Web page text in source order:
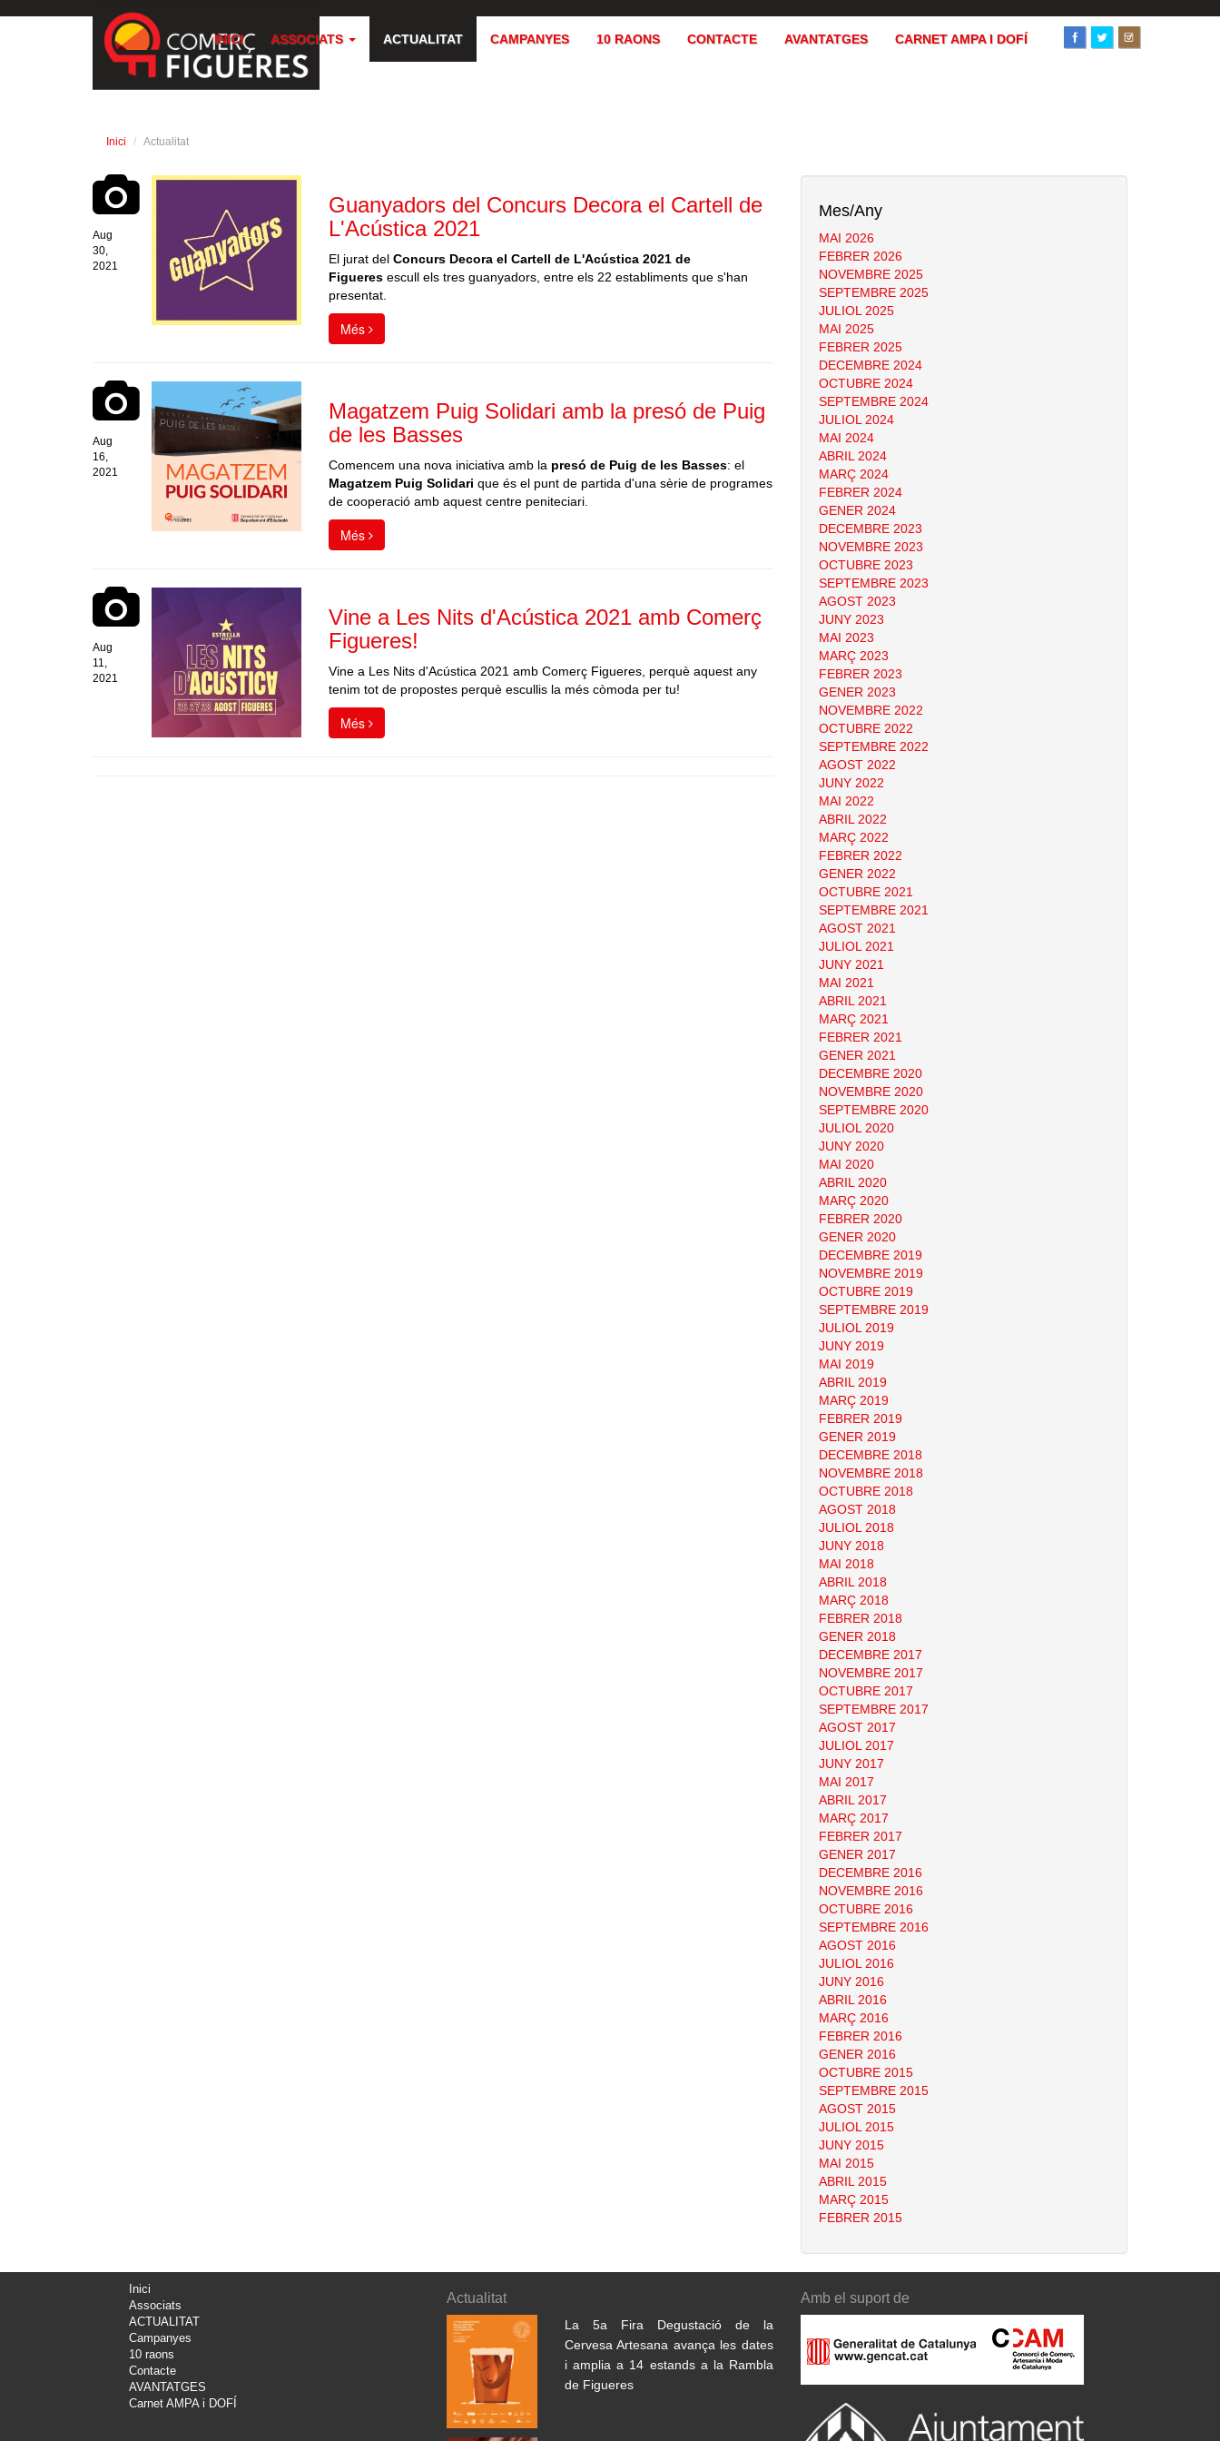
INICI ASSOCIATS ACTUALITAT CAMPANYES 10 RAONS CONTACTE AVANTATGES CARNET AMPA I DOFÍ
Inici Actualitat
Aug
30,
2021
Guanyadors del Concurs Decora el Cartell de
L'Acústica 2021
El jurat del Concurs Decora el Cartell de L'Acústica 2021 de
Figueresescull els tres guanyadors, entre els 22 establiments que s'han
presentat.
Més
Aug
16,
2021
Magatzem Puig Solidari amb la presó de Puig
de les Basses
Comencem una nova iniciativa amb la presó de Puig de les Basses: el
Magatzem Puig Solidari que és el punt de partida d'una sèrie de programes
de cooperació amb aquest centre peniteciari.
Més
Aug
11,
2021
Vine a Les Nits d'Acústica 2021 amb Comerç
Figueres!
Vine a Les Nits d'Acústica 2021 amb Comerç Figueres, perquè aquest any
tenim tot de propostes perquè escullis la més còmoda per tu!
Més
Mes/Any
MAI 2026
FEBRER 2026
NOVEMBRE 2025
SEPTEMBRE 2025
JULIOL 2025
MAI 2025
FEBRER 2025
DECEMBRE 2024
OCTUBRE 2024
SEPTEMBRE 2024
JULIOL 2024
MAI 2024
ABRIL 2024
MARÇ 2024
FEBRER 2024
GENER 2024
DECEMBRE 2023
NOVEMBRE 2023
OCTUBRE 2023
SEPTEMBRE 2023
AGOST 2023
JUNY 2023
MAI 2023
MARÇ 2023
FEBRER 2023
GENER 2023
NOVEMBRE 2022
OCTUBRE 2022
SEPTEMBRE 2022
AGOST 2022
JUNY 2022
MAI 2022
ABRIL 2022
MARÇ 2022
FEBRER 2022
GENER 2022
OCTUBRE 2021
SEPTEMBRE 2021
AGOST 2021
JULIOL 2021
JUNY 2021
MAI 2021
ABRIL 2021
MARÇ 2021
FEBRER 2021
GENER 2021
DECEMBRE 2020
NOVEMBRE 2020
SEPTEMBRE 2020
JULIOL 2020
JUNY 2020
MAI 2020
ABRIL 2020
MARÇ 2020
FEBRER 2020
GENER 2020
DECEMBRE 2019
NOVEMBRE 2019
OCTUBRE 2019
SEPTEMBRE 2019
JULIOL 2019
JUNY 2019
MAI 2019
ABRIL 2019
MARÇ 2019
FEBRER 2019
GENER 2019
DECEMBRE 2018
NOVEMBRE 2018
OCTUBRE 2018
AGOST 2018
JULIOL 2018
JUNY 2018
MAI 2018
ABRIL 2018
MARÇ 2018
FEBRER 2018
GENER 2018
DECEMBRE 2017
NOVEMBRE 2017
OCTUBRE 2017
SEPTEMBRE 2017
AGOST 2017
JULIOL 2017
JUNY 2017
MAI 2017
ABRIL 2017
MARÇ 2017
FEBRER 2017
GENER 2017
DECEMBRE 2016
NOVEMBRE 2016
OCTUBRE 2016
SEPTEMBRE 2016
AGOST 2016
JULIOL 2016
JUNY 2016
ABRIL 2016
MARÇ 2016
FEBRER 2016
GENER 2016
OCTUBRE 2015
SEPTEMBRE 2015
AGOST 2015
JULIOL 2015
JUNY 2015
MAI 2015
ABRIL 2015
MARÇ 2015
FEBRER 2015
Inici
Associats
ACTUALITAT
Campanyes
10 raons
Contacte
AVANTATGES
Carnet AMPA i DOFÍ
Actualitat
La 5a Fira Degustació de la
Cervesa Artesana avança les dates
i amplia a 14 estands a la Rambla
de Figueres
Amb el suport de